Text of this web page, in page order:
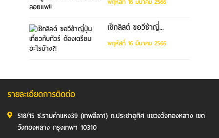
เช็กลิสต์ ขอวีซ่าญี่...
พฤหัสที่ 16 มีนาคม 2566
รายละเอียดการติดต่อ
518/15 ซ.รามคำแหง39 (เทพลีลา1) ถ.ประชาอุทิศ แขวงวังทองหลาง เขต
วังทองหลาง กรุงเทพฯ 10310